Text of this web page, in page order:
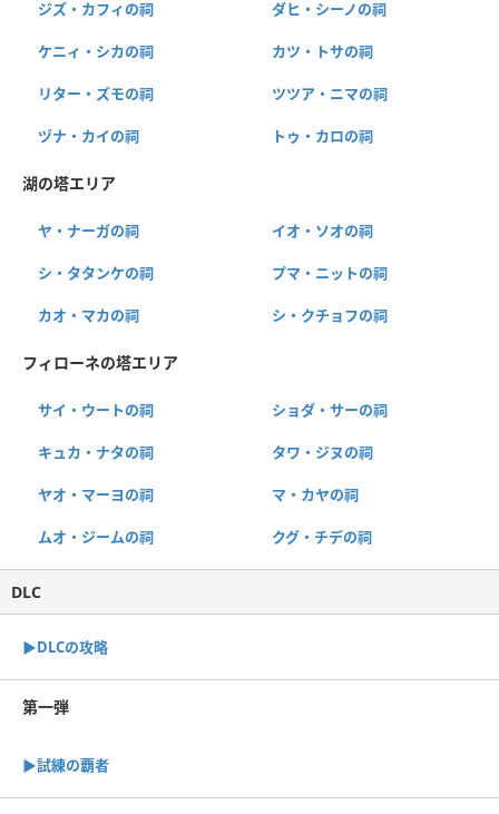
ジズ・カフィの祠 ダヒ・シーノの祠
ケニィ・シカの祠 カツ・トサの祠
リター・ズモの祠 ツツア・ニマの祠
ヅナ・カイの祠 トゥ・カロの祠
湖の塔エリア
ヤ・ナーガの祠 イオ・ソオの祠
シ・タタンケの祠 プマ・ニットの祠
カオ・マカの祠 シ・クチョフの祠
フィローネの塔エリア
サイ・ウートの祠 ショダ・サーの祠
キュカ・ナタの祠 タワ・ジヌの祠
ヤオ・マーヨの祠 マ・カヤの祠
ムオ・ジームの祠 クグ・チデの祠
DLC
▶︎DLCの攻略
第一弾
▶︎試練の覇者